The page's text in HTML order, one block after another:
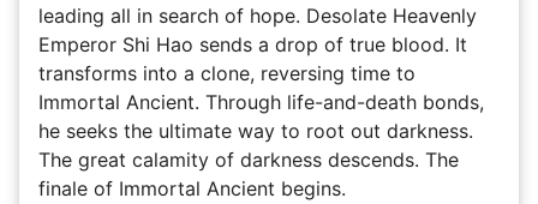
leading all in search of hope. Desolate Heavenly
Emperor Shi Hao sends a drop of true blood. It
transforms into a clone, reversing time to
Immortal Ancient. Through life-and-death bonds,
he seeks the ultimate way to root out darkness.
The great calamity of darkness descends. The
finale of Immortal Ancient begins.